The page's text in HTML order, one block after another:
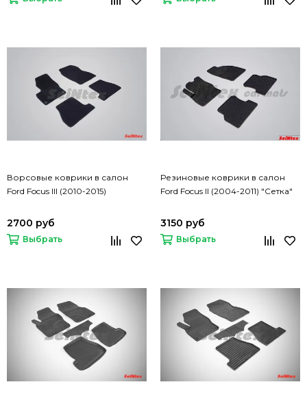
Ворсовые коврики в салон
Ford Focus III (2010-2015)
2700 руб
Выбрать
Резиновые коврики в салон
Ford Focus II (2004-2011) "Сетка"
3150 руб
Выбрать